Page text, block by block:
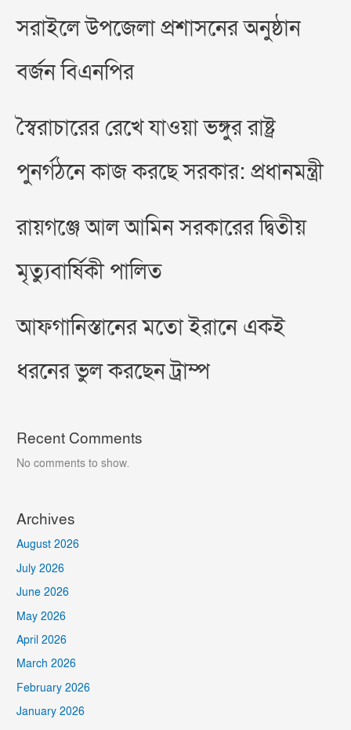
সরাইলে উপজেলা প্রশাসনের অনুষ্ঠান
বর্জন বিএনপির
স্বৈরাচারের রেখে যাওয়া ভঙ্গুর রাষ্ট্র
পুনর্গঠনে কাজ করছে সরকার: প্রধানমন্ত্রী
রায়গঞ্জে আল আমিন সরকারের দ্বিতীয়
মৃত্যুবার্ষিকী পালিত
আফগানিস্তানের মতো ইরানে একই
ধরনের ভুল করছেন ট্রাম্প
Recent Comments
No comments to show.
Archives
August 2026
July 2026
June 2026
May 2026
April 2026
March 2026
February 2026
January 2026